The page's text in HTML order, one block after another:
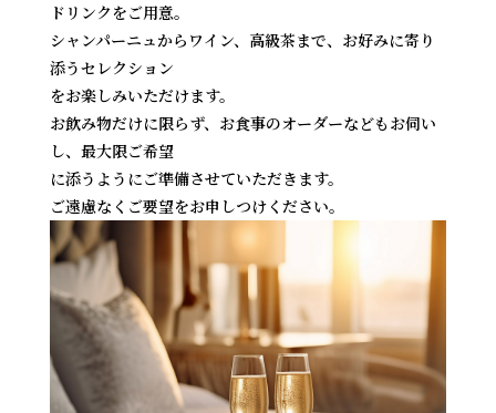
ドリンクをご用意。
シャンパーニュからワイン、高級茶まで、お好みに寄り
添うセレクション
をお楽しみいただけます。
お飲み物だけに限らず、お食事のオーダーなどもお伺い
し、最大限ご希望
に添うようにご準備させていただきます。
ご遠慮なくご要望をお申しつけください。